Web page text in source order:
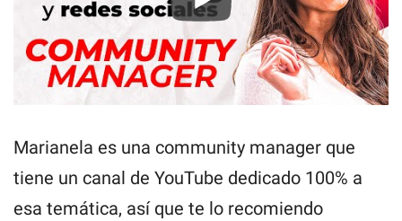
Marianela es una community manager que
tiene un canal de YouTube dedicado 100% a
esa temática, así que te lo recomiendo